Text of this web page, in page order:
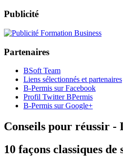
Publicité
Partenaires
BSoft Team
Liens sélectionnés et partenaires
B-Permis sur Facebook
Profil Twitter BPermis
B-Permis sur Google+
Conseils pour réussir -
10 façons classiques